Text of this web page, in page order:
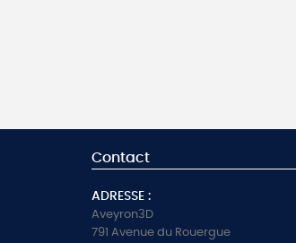
Contact
ADRESSE :
Aveyron3D
791 Avenue du Rouergue